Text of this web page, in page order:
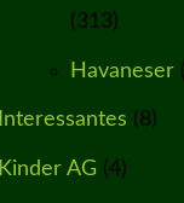
(313)
Havaneser
Interessantes (8)
Kinder AG (4)